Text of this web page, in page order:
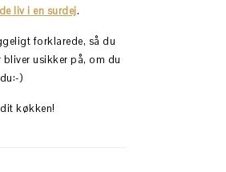
liv i en surdej.
forklarede, så du
usikker på, om du
)
køkken!